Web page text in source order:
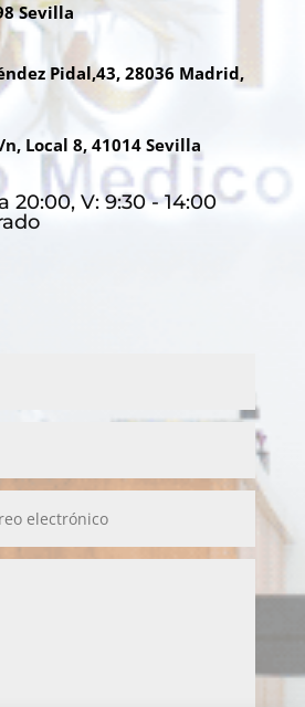
Sevilla
Pidal,43, 28036 Madrid,
n, Local 8, 41014 Sevilla
20:00, V: 9:30 - 14:00